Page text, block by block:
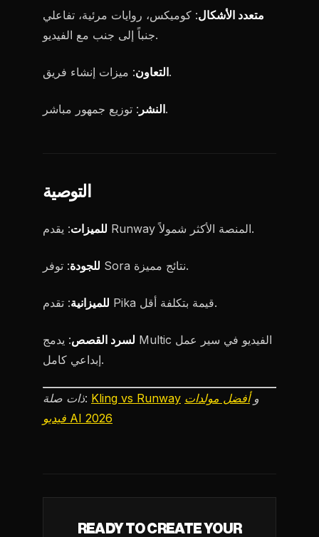
متعدد الأشكال: كوميكس، روايات مرئية، تفاعلي
جنباً إلى جنب مع الفيديو.
التعاون: ميزات إنشاء فريق.
النشر: توزيع جمهور مباشر.
التوصية
للميزات : يقدم Runway المنصة الأكثر شمولاً.
للجودة : توفر Sora نتائج مميزة.
للميزانية : تقدم Pika قيمة بتكلفة أقل.
لسرد القصص: يدمج Multic الفيديو في سير عمل
إبداعي كامل.
ذات صلة: Kling vs Runway وأفضل مولدات
فيديو AI 2026
READY TO CREATE YOUR